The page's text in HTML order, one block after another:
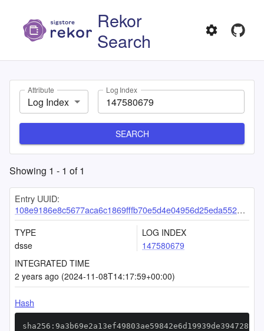
Rekor
Search
Attribute
Log Index
Log Index
SEARCH
Showing 1 - 1 of1
Entry UUID:
108e9186e8c5677aca6c1869fffb70e5d4e04956d25eda5527e10946e9c298d9e93e7fb17533194e
TYPE
dsse
LOG INDEX
147580679
INTEGRATED TIME
2 years ago (2024-11-08T14:17:59+00:00)
Hash